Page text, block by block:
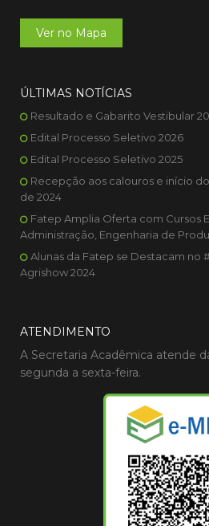
Ver no Mapa
ÚLTIMAS NOTÍCIAS
Resultado e Gabarito Vestibular
Edital Processo Seletivo 2026
Edital Processo Seletivo 2025
Recepção aos calouros e início
de 2024
Fatep Amplia Oferta com Cursos
Administração, Engenharia de
Alunas da Fatep se Destacam no
Agrishow 2024
ATENDIMENTO
A Secretaria Acadêmica atende
segunda a sexta-feira.